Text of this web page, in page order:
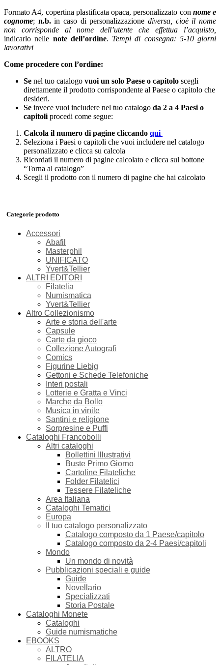
Formato A4, copertina plastificata opaca, personalizzato con nome e
cognome; n.b.in caso di personalizzazionediversa,
cioè il nome
non corrisponde al nome dell’utente che effettua l’acquisto,
indicarlo nelle note dell’ordine. Tempi di consegna: 5-10 giorni
lavorativi
Come procedere con l’ordine:
Se nel tuo catalogo vuoi un solo Paese o capitolo scegli
direttamente il prodotto corrispondente al Paese o capitolo che
desideri.
Se invece vuoi includere nel tuo catalogo da 2 a 4 Paesi o
capitoli procedi come segue:
Calcola il numero di pagine cliccando qui
Seleziona i Paesi o capitoli che vuoi includere nel catalogo
personalizzato e clicca su calcola
Ricordati il numero di pagine calcolato e clicca sul bottone
“Torna al catalogo”
Scegli il prodotto con il numero di pagine che hai calcolato
Categorie prodotto
Accessori
Abafil
Masterphil
UNIFICATO
Yvert&Tellier
ALTRI EDITORI
Filatelia
Numismatica
Yvert&Tellier
Altro Collezionismo
Arte e storia dell'arte
Capsule
Carte da gioco
Collezione Autografi
Comics
Figurine Liebig
Gettoni e Schede Telefoniche
Interi postali
Lotterie e Gratta e Vinci
Marche da Bollo
Musica in vinile
Santini e religione
Sorpresine e Puffi
Cataloghi Francobolli
Altri cataloghi
Bollettini Illustrativi
Buste Primo Giorno
Cartoline Filateliche
Folder Filatelici
Tessere Filateliche
Area Italiana
Cataloghi Tematici
Europa
Il tuo catalogo personalizzato
Catalogo composto da 1 Paese/capitolo
Catalogo composto da 2-4 Paesi/capitoli
Mondo
Un mondo di novità
Pubblicazioni speciali e guide
Guide
Novellario
Specializzati
Storia Postale
Cataloghi Monete
Cataloghi
Guide numismatiche
EBOOKS
ALTRO
FILATELIA